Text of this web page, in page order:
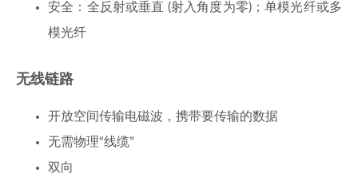
安全：全反射或垂直 (射入角度为零)；单模光纤或多
模光纤
无线链路
开放空间传输电磁波，携带要传输的数据
无需物理“线缆”
双向